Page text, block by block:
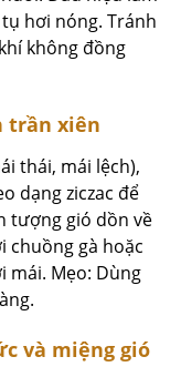
hơi nóng. Tránh
không đồng
trần xiên
thái, mái lệch),
dạng ziczac để
tượng gió dồn về
chuồng gà hoặc
mái. Mẹo: Dùng
và miệng gió